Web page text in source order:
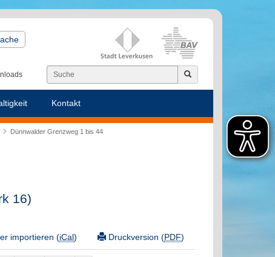
Kontakt
Dünnwalder Grenzweg 1 bis 44
16)
Druckversion (PDF)
importieren (iCal)